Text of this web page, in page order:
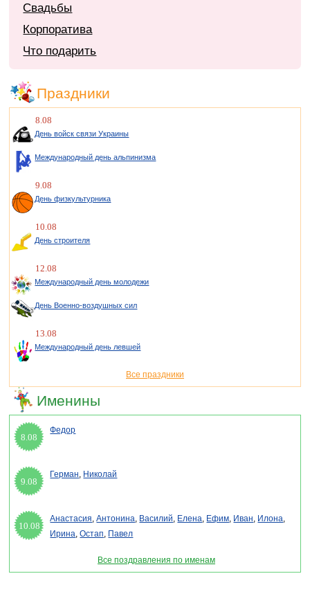
Свадьбы
Корпоратива
Что подарить
Праздники
8.08
День войск связи Украины
Международный день альпинизма
9.08
День физкультурника
10.08
День строителя
12.08
Международный день молодежи
День Военно-воздушных сил
13.08
Международный день левшей
Все праздники
Именины
8.08
Федор
9.08
Герман, Николай
10.08
Анастасия,Антонина, Василий, Елена, Ефим, Иван, Илона,
Ирина,Остап, Павел
Все поздравления по именам